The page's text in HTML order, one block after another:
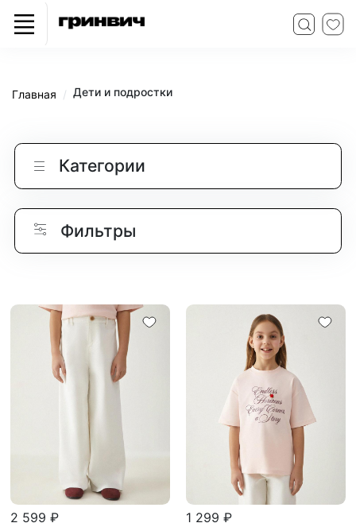
Главная Дети и подростки
Категории
Фильтры
2 599 ₽
1 299 ₽